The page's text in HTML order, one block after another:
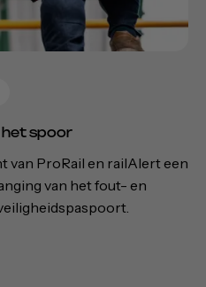
het spoor
van ProRail en railAlert een
van het fout- en